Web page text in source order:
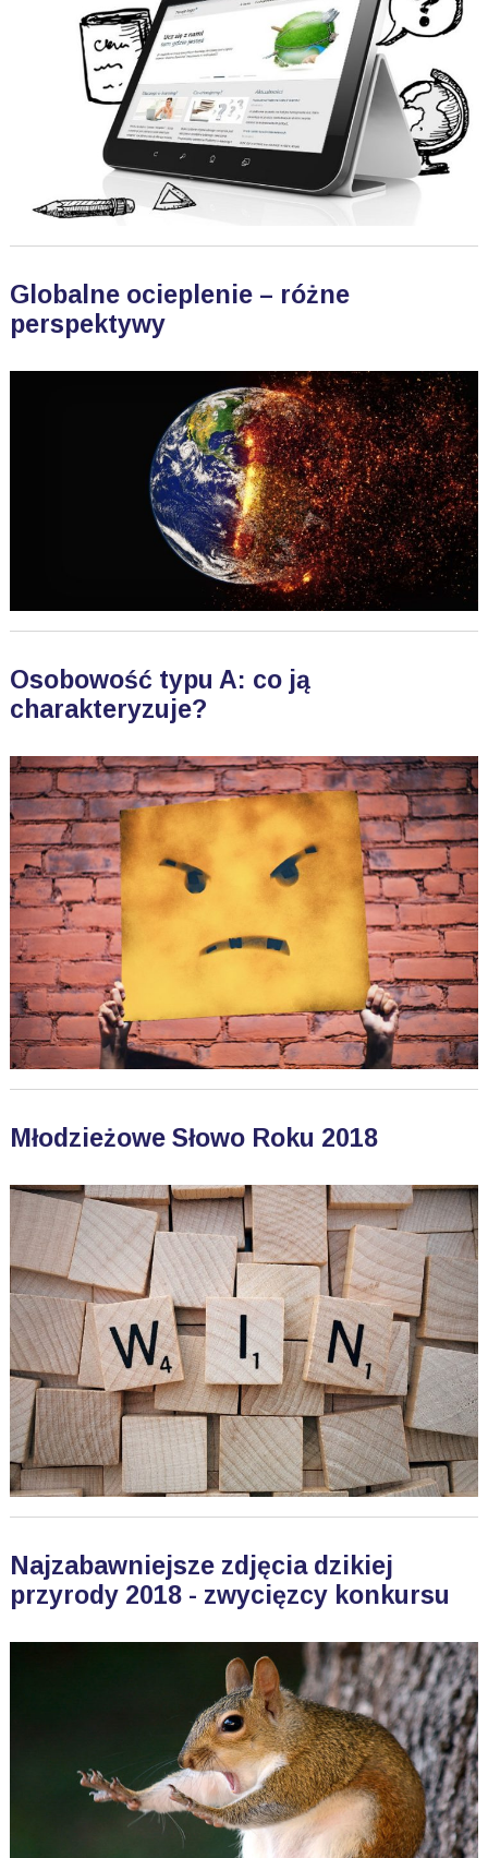
Globalne ocieplenie – różne
perspektywy
Osobowość typu A: co ją
charakteryzuje?
Młodzieżowe Słowo Roku 2018
Najzabawniejsze zdjęcia dzikiej
przyrody 2018 - zwycięzcy konkursu